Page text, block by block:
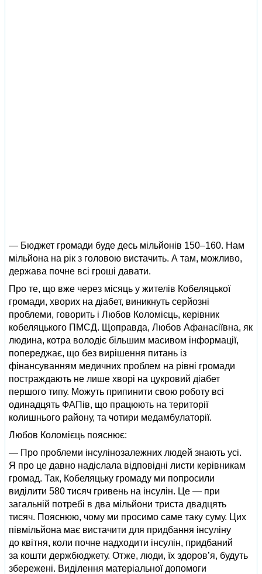
— Бюджет громади буде десь мільйонів 150–160. Нам
мільйона на рік з головою вистачить. А там, можливо,
держава почне всі гроші давати.
Про те, що вже через місяць у жителів Кобеляцької
громади, хворих на діабет, виникнуть серйозні
проблеми, говорить і Любов Коломієць, керівник
кобеляцького ПМСД. Щоправда, Любов Афанасіївна, як
людина, котра володіє більшим масивом інформації,
попереджає, що без вирішення питань із
фінансуванням медичних проблем на рівні громади
постраждають не лише хворі на цукровий діабет
першого типу. Можуть припинити свою роботу всі
одинадцять ФАПів, що працюють на території
колишнього району, та чотири медамбулаторії.
Любов Коломієць пояснює:
— Про проблеми інсулінозалежних людей знають усі.
Я про це давно надіслала відповідні листи керівникам
громад. Так, Кобеляцьку громаду ми попросили
виділити 580 тисяч гривень на інсулін. Це — при
загальній потребі в два мільйони триста двадцять
тисяч. Пояснюю, чому ми просимо саме таку суму. Цих
півмільйона має вистачити для придбання інсуліну
до квітня, коли почне надходити інсулін, придбаний
за кошти держбюджету. Отже, люди, їх здоров’я, будуть
збережені. Виділення матеріальної допомоги